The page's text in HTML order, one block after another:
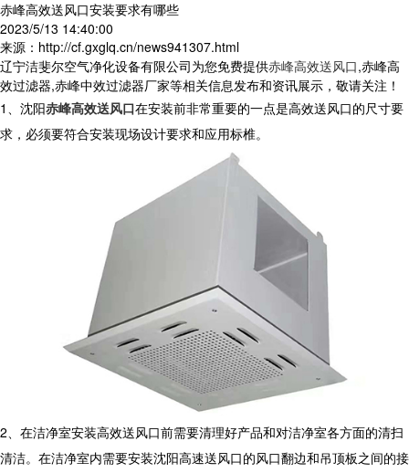
赤峰高效送风口安装要求有哪些
2023/5/13 14:40:00
来源：http://cf.gxglq.cn/news941307.html
辽宁洁斐尔空气净化设备有限公司为您免费提供赤峰高效送风口,赤峰高
效过滤器,赤峰中效过滤器厂家等相关信息发布和资讯展示，敬请关注！
1、沈阳赤峰高效送风口在安装前非常重要的一点是高效送风口的尺寸要
求，必须要符合安装现场设计要求和应用标椎。
2、在洁净室安装高效送风口前需要清理好产品和对洁净室各方面的清扫
清洁。在洁净室内需要安装沈阳高速送风口的风口翻边和吊顶板之间的接